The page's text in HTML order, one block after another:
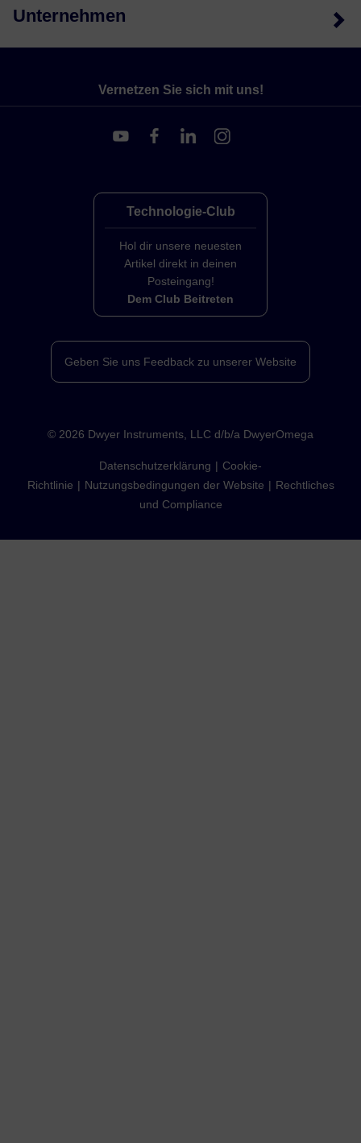
Unternehmen
Vernetzen Sie sich mit uns!
Technologie-Club
Hol dir unsere neuesten
Artikel direkt in deinen
Posteingang!
Dem Club Beitreten
Geben Sie uns Feedback zu unserer Website
© 2026 Dwyer Instruments, LLC d/b/a DwyerOmega
Datenschutzerklärung
Cookie-
Richtlinie
Nutzungsbedingungen der Website
Rechtliches
und Compliance